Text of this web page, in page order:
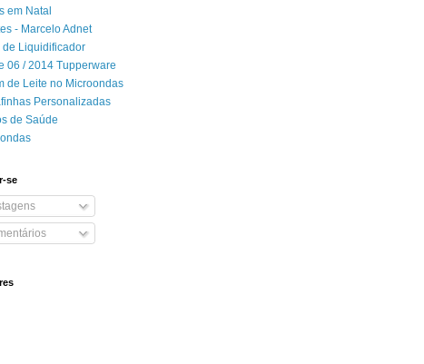
em Natal
- Marcelo Adnet
de Liquidificador
06 / 2014 Tupperware
de Leite no Microondas
Personalizadas
de Saúde
se